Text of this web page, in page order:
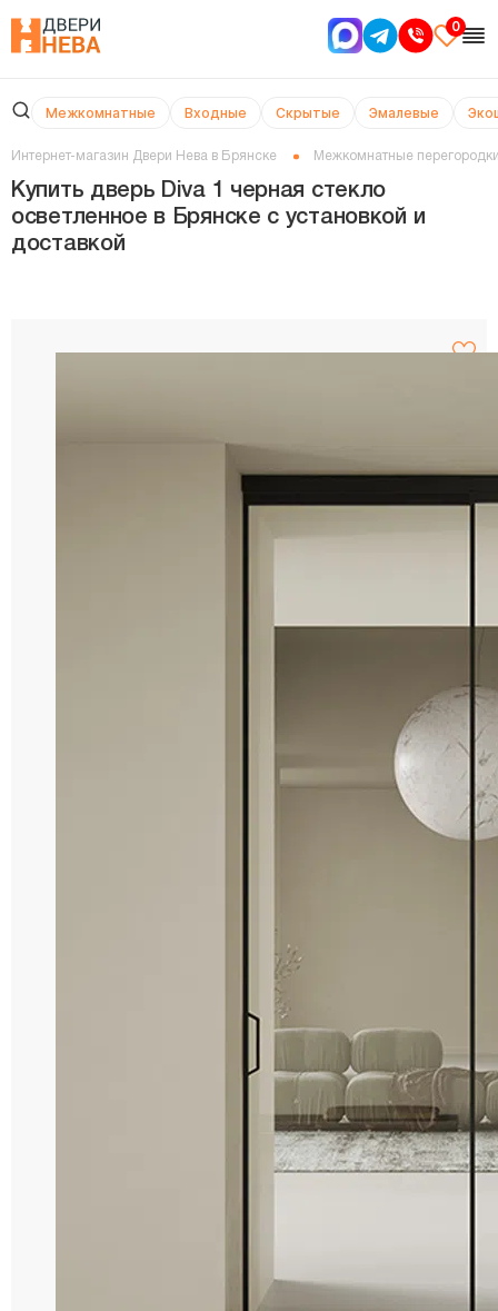
0
Межкомнатные Входные Скрытые Эмалевые
Интернет-магазин Двери Нева в Брянске Межкомнатные
Купить дверь Diva 1 черная стекло
осветленное в Брянске с установкой и
доставкой